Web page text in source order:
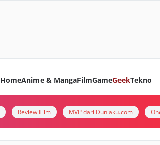
HomeAnime & MangaFilmGameGeekTekno
Review Film MVP dari Duniaku.com